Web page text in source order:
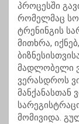
პროცესში
რომელმაც
ტრენინგის
მითხრა,
მადლობელი
ვერასდროს
მანქანასთან
მომივიდა.